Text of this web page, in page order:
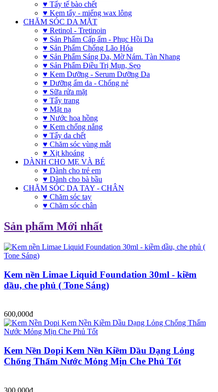
♥ Tẩy tế bào chết
♥ Kem tẩy - miếng wax lông
CHĂM SÓC DA MẶT
♥ Retinol - Tretinoin
♥ Sản Phẩm Cấp ẩm - Phục Hồi Da
♥ Sản Phẩm Chống Lão Hóa
♥ Sản Phẩm Sáng Da, Mờ Nám. Tàn Nhang
♥ Sản Phẩm Điều Trị Mụn, Sẹo
♥ Kem Dưỡng - Serum Dưỡng Da
♥ Dưỡng ẩm da - Chống nẻ
♥ Sữa rửa mặt
♥ Tẩy trang
♥ Mặt nạ
♥ Nước hoa hồng
♥ Kem chống nắng
♥ Tẩy da chết
♥ Chăm sóc vùng mắt
♥ Xịt khoáng
DÀNH CHO MẸ VÀ BÉ
♥ Dành cho trẻ em
♥ Dành cho bà bầu
CHĂM SÓC DA TAY - CHÂN
♥ Chăm sóc tay
♥ Chăm sóc chân
Sản phẩm Mới nhất
Kem nền Limae Liquid Foundation 30ml - kiềm
dầu, che phủ ( Tone Sáng)
600,000đ
Kem Nền Dopi Kem Nền Kiềm Dầu Dạng Lỏng
Chống Thấm Nước Mỏng Mịn Che Phủ Tốt
300,000đ